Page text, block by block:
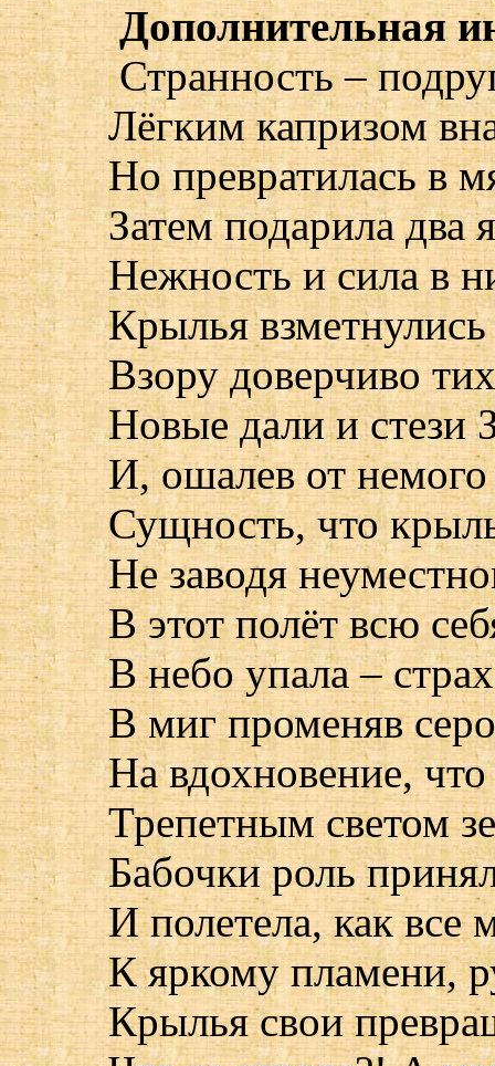
Дополнительная
Странность –
Лёгким капризом
Но превратилась в
Затем подарила два
Нежность и cила в
Крылья
Взору доверчиво
Новые дали и стези
И, ошалев от немого
Сущность, что
Не заводя
В этот полёт всю
В небо упала –
В миг променяв
На вдохновение, что
Трепетным светом
Бабочки роль
И полетела, как все
К яркому пламени,
Крылья свои